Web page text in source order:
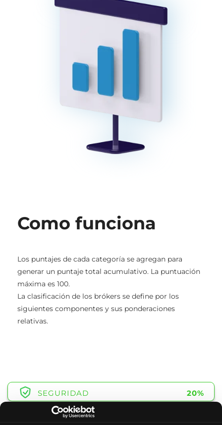
Como funciona
Los puntajes de cada categoría se agregan para
generar un puntaje total acumulativo. La puntuación
máxima es 100.
La clasificación de los brókers se define por los
siguientes componentes y sus ponderaciones
relativas.
SEGURIDAD 20%